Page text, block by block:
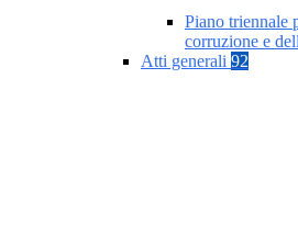
Piano triennale
corruzione e
Atti generali 92